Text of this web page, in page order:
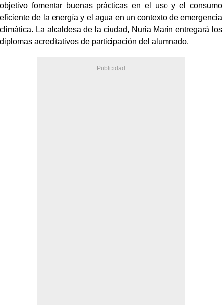
objetivo fomentar buenas prácticas en el uso y el consumo
eficiente de la energía y el agua en un contexto de emergencia
climática. La alcaldesa de la ciudad, Nuria Marín entregará los
diplomas acreditativos de participación del alumnado.